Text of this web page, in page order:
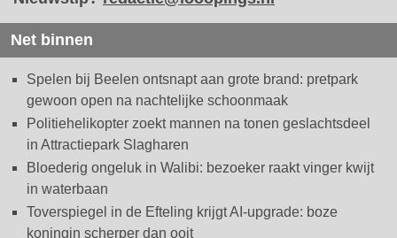
Net binnen
Spelen bij Beelen ontsnapt aan grote brand: pretpark
gewoon open na nachtelijke schoonmaak
Politiehelikopter zoekt mannen na tonen geslachtsdeel
in Attractiepark Slagharen
Bloederig ongeluk in Walibi: bezoeker raakt vinger kwijt
in waterbaan
Toverspiegel in de Efteling krijgt AI-upgrade: boze
koningin scherper dan ooit